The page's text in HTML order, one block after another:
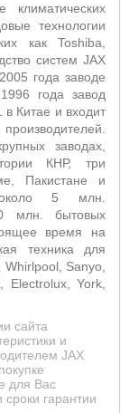
климатических
технологии
как Toshiba,
систем JAX
года заводе
года завод
Китае и входит
заводах,
КНР, три
Пакистане и
около 5 млн.
млн. бытовых
время на
техника для
Whirlpool, Sanyo,
Electrolux, York,
сайта
и
JAX
для Вас
гарантии